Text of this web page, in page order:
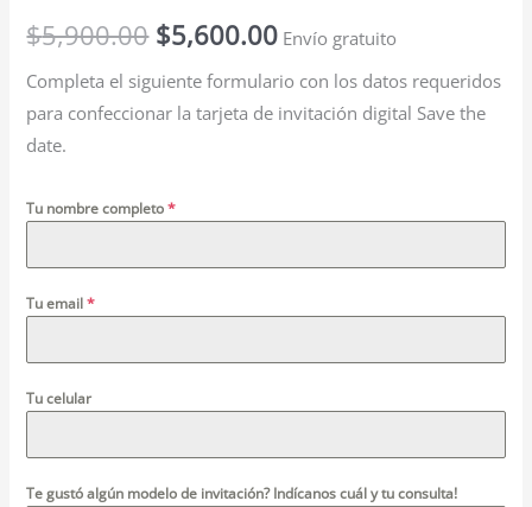
$5,900.00 $5,600.00 Envío gratuito
Completa el siguiente formulario con los datos requeridos
para confeccionar la tarjeta de invitación digital Save the
date.
Tu nombre completo*
Tu email*
Tu celular
Te gustó algún modelo de invitación? Indícanos cuál y tu consulta!